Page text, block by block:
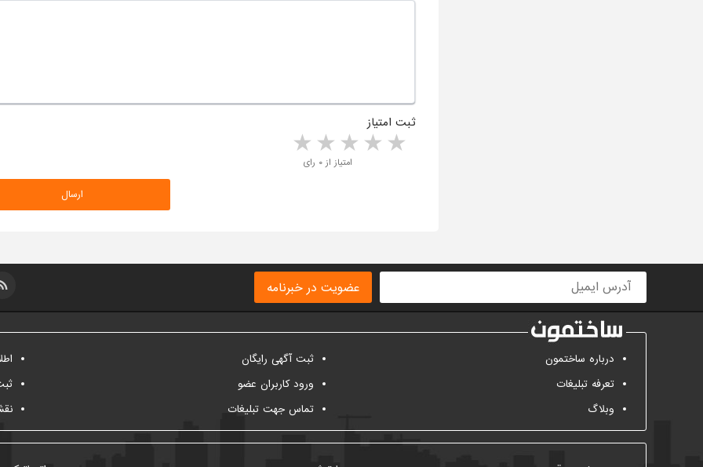
ثبت امتیاز
4 stars 3 stars 2 stars 1 star امتیاز از ۰ رای
عضویت در خبرنامه
درباره ساختمون
تعرفه تبلیغات
وبلاگ
ثبت آگهی رایگان
ورود کاربران عضو
تماس جهت تبلیغات